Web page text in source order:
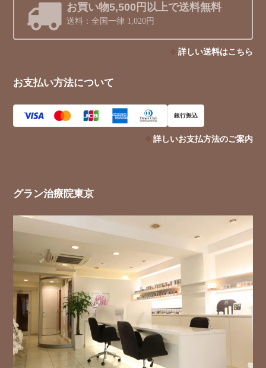
お買い物5,500円以上で送料無料
送料：全国一律 1,020円
詳しい送料はこちら
お支払い方法について
銀行振込
詳しいお支払方法のご案内
グラン治療院東京